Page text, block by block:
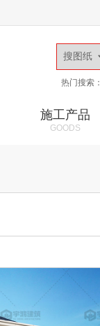
热门搜索：
施工产品
GOODS